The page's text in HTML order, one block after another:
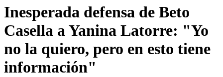
Inesperada defensa de Beto
Casella a Yanina Latorre: "Yo
no la quiero, pero en esto tiene
información"